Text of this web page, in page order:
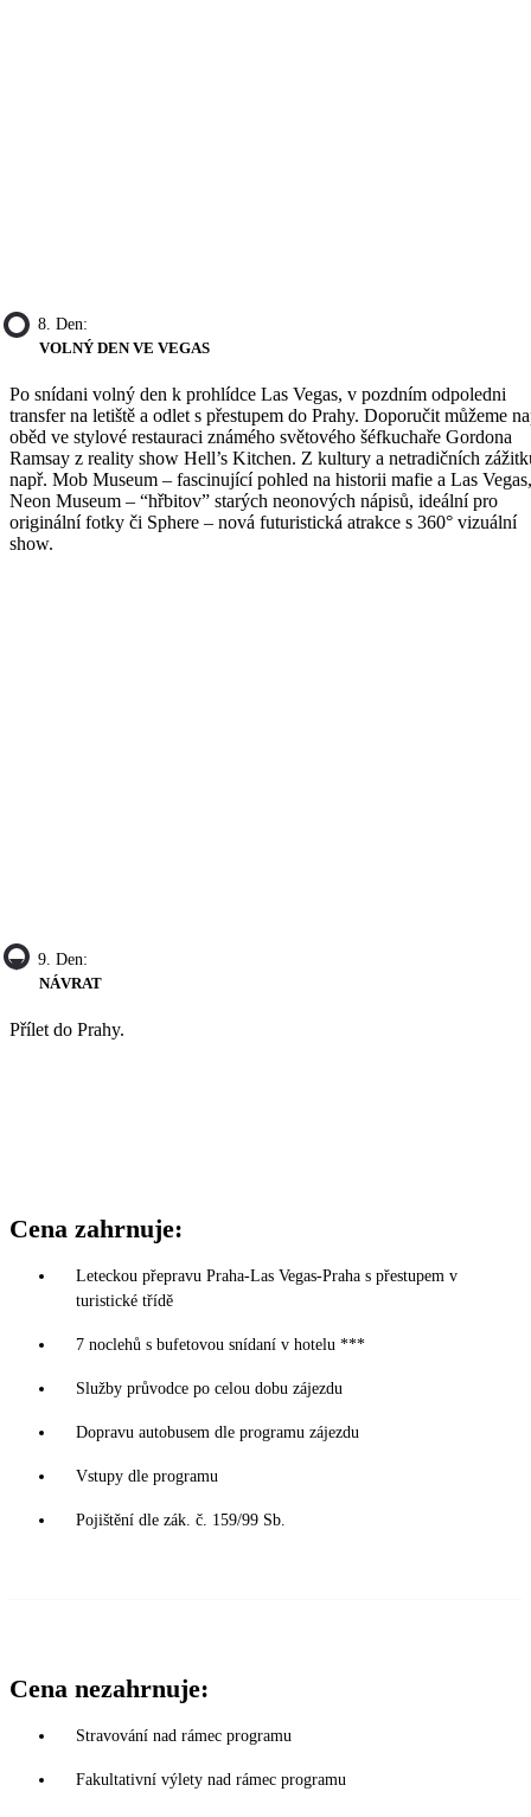
8. Den:
VOLNÝ DEN VE VEGAS
Po snídani volný den k prohlídce Las Vegas, v pozdním odpoledni
transfer na letiště a odlet s přestupem do Prahy. Doporučit můžeme
oběd ve stylové restauraci známého světového šéfkuchaře Gordona
Ramsay z reality show Hell’s Kitchen. Z kultury a netradičních
např. Mob Museum – fascinující pohled na historii mafie a Las Vegas,
Neon Museum – “hřbitov” starých neonových nápisů, ideální pro
originální fotky či Sphere – nová futuristická atrakce s 360° vizuální
show.
9. Den:
NÁVRAT
Přílet do Prahy.
Cena zahrnuje:
Leteckou přepravu Praha-Las Vegas-Praha s přestupem v
turistické třídě
7 noclehů s bufetovou snídaní v hotelu ***
Služby průvodce po celou dobu zájezdu
Dopravu autobusem dle programu zájezdu
Vstupy dle programu
Pojištění dle zák. č. 159/99 Sb.
Cena nezahrnuje:
Stravování nad rámec programu
Fakultativní výlety nad rámec programu